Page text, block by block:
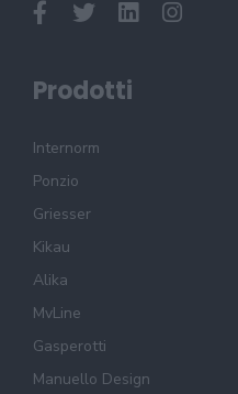
Prodotti
Internorm
Ponzio
Griesser
Kikau
Alika
MvLine
Gasperotti
Manuello Design